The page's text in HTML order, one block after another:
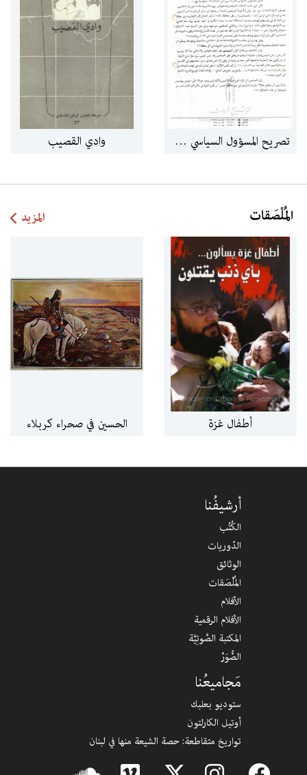
تصريح المسؤول السياسي لمدينة بيروت في الجماعة الإسلامية وادي القصيب
تل أبيب ـ يافا طبريا
سهل عبدا
المُلْصَقات المزيد
أطفال غزة الحسين في صحراء كربلاء
بتحلم بس بتخاف
أرشيفُنا
الكُتُب
الدّوريات
الوثائق
المُلْصَقات
الأفلام
الأفلام الرقمية
المكتبة الصَّوتِيَّة
الصُّوَرْ
مَجاميعُنا
ستوديو بعلبك
أوتيل الكارلتون
تواريخ متقاطعة: حصة الشيعة منها في لبنان